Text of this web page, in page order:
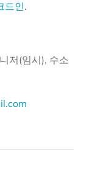
드인.
저(임시), 수소